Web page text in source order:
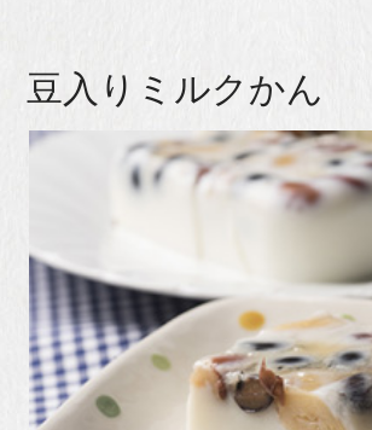
豆入りミルクかん